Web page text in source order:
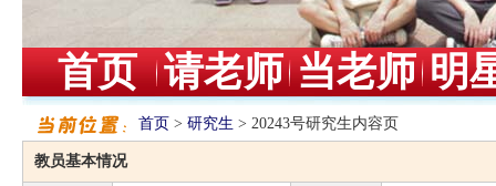
首页 请老师 当老师 明
首页 > 研究生 > 20243号研究生内容页
教员基本情况